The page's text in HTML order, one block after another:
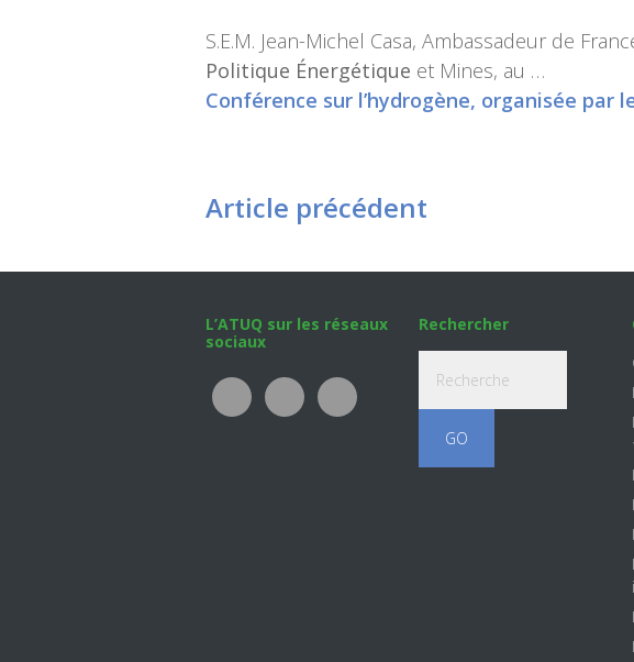
S.E.M. Jean-Michel Casa, Ambassadeur de
Politique Énergétique et Mines, au …
Conférence sur l’hydrogène, organisée par
Article précédent
L’ATUQ sur les réseaux
sociaux
Rechercher